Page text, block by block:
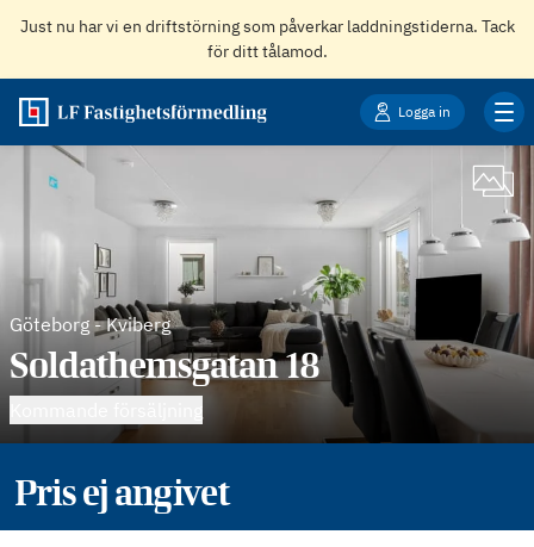
Just nu har vi en driftstörning som påverkar laddningstiderna. Tack
för ditt tålamod.
Logga in
Göteborg -Kviberg
Soldathemsgatan 18
Pris ej angivet